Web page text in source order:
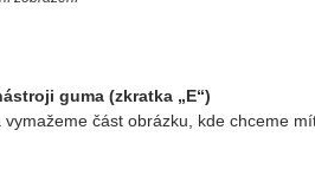
guma (zkratka „E“)
část obrázku, kde chceme